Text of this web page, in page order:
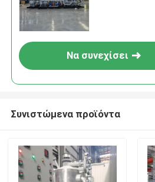
Να συνεχίσει
Συνιστώμενα προϊόντα